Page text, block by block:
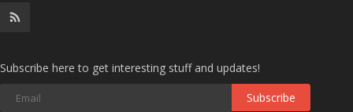
Subscribe here to get interesting stuff and updates!
Subscribe